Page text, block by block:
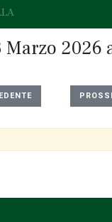
Marzo 2026